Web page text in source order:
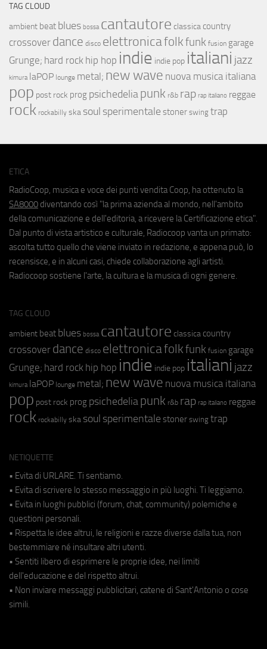
TAG CLOUD
ambient beat blues bossa cantautore classica country
crossover dance disco elettronicafolkfunk fusion garage
Grunge; hard rock hip hop indie indie pop italiani jazz
kimura laPOP lounge metal; new wave nuova musica italiana
pop post rock prog psichedeliapunk r&b rap rap italiano reggae
rock rockabilly ska soul sperimentale stoner swing trap
ETICA
RadioCoop, musica e voce dei punti vendita Coop, ha ottenuto la
SA8000 diventando così "la prima azienda al mondo, nell'ambito
della comunicazione e dell'editoria, a ricevere la Certificazione etica".
Dal punto di vista artistico e culturale, Radiocoop vanta un primato:
ascolta tutto quello che viene inviato in redazione, e appena può, lo
recensisce, e in alcuni casi, chiede collaborazione agli artisti.
Radiocoop sostiene l'arte, la cultura e la musica di ogni genere.
TAG CLOUD
ambient beat blues bossa cantautore classica country
crossover dance disco elettronicafolkfunk fusion garage
Grunge; hard rock hip hop indie indie pop italiani jazz
kimura laPOP lounge metal; new wave nuova musica italiana
pop post rock prog psichedeliapunk r&b rap rap italiano reggae
rock rockabilly ska soul sperimentale stoner swing trap
NETIQUETTE
• Evita di URLARE. Ti sentiamo.
• Evita di scrivere lo stesso messaggio in più luoghi. Ti leggiamo.
• Evita in luoghi pubblici (forum, chat, community) polemiche e
questioni personali.
• Rispetta le idee altrui, le religioni e razze diverse dalla tua, non
bestemmiare né insultare altri utenti.
• Sentiti libero di esprimere le proprie idee, nei limiti
dell'educazione e del rispetto altrui.
• Non inviare messaggi pubblicitari, catene di Sant'Antonio o cose
simili.